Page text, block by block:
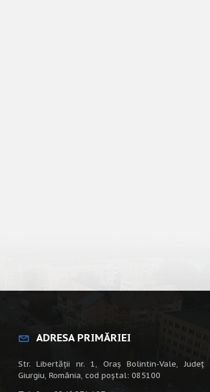
ADRESA PRIMĂRIEI
Str. Libertății nr. 1, Oraș Bolintin-Vale, Județ
Giurgiu, România, cod poștal: 085100